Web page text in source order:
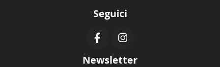
Seguici
Newsletter